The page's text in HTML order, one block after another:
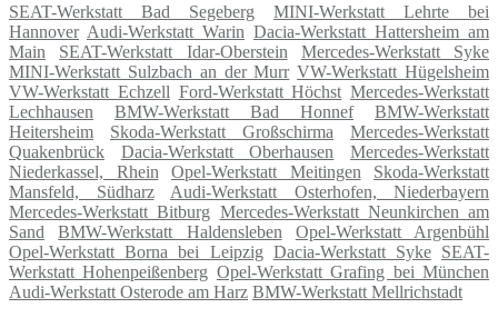
SEAT-Werkstatt Bad Segeberg
MINI-Werkstatt Lehrte bei
Hannover Audi-Werkstatt Warin Dacia-Werkstatt Hattersheim am
Main
SEAT-Werkstatt Idar-Oberstein
Mercedes-Werkstatt Syke
MINI-Werkstatt Sulzbach an der Murr VW-Werkstatt Hügelsheim
VW-Werkstatt Echzell Ford-Werkstatt Höchst Mercedes-Werkstatt
Lechhausen
BMW-Werkstatt Bad Honnef
BMW-Werkstatt
Heitersheim
Skoda-Werkstatt Großschirma
Mercedes-Werkstatt
Quakenbrück
Dacia-Werkstatt Oberhausen
Mercedes-Werkstatt
Niederkassel, Rhein
Opel-Werkstatt Meitingen
Skoda-Werkstatt
Mansfeld, Südharz
Audi-Werkstatt Osterhofen, Niederbayern
Mercedes-Werkstatt Bitburg Mercedes-Werkstatt Neunkirchen am
Sand
BMW-Werkstatt Haldensleben
Opel-Werkstatt Argenbühl
Opel-Werkstatt Borna bei Leipzig Dacia-Werkstatt Syke SEAT-
Werkstatt Hohenpeißenberg Opel-Werkstatt Grafing bei München
Audi-Werkstatt Osterode am Harz BMW-Werkstatt Mellrichstadt